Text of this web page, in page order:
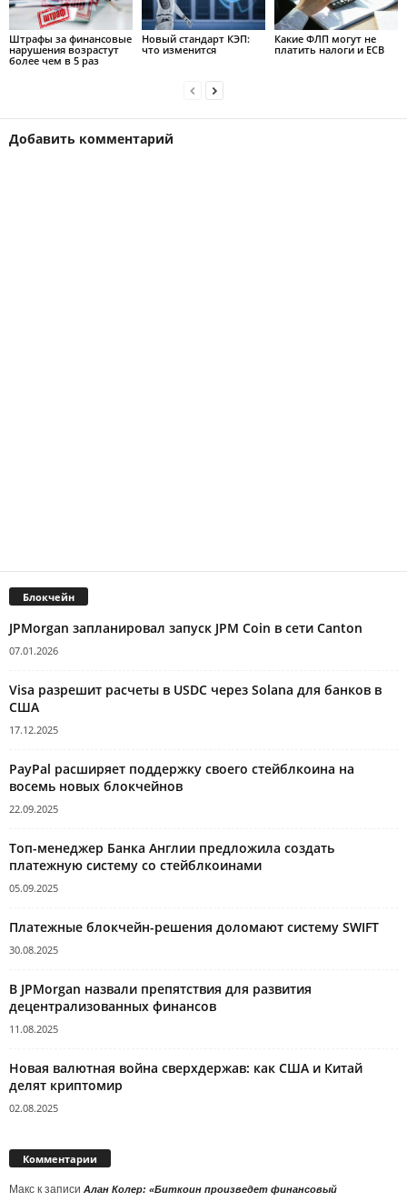
Штрафы за финансовые
нарушения возрастут
более чем в 5 раз
Новый стандарт КЭП:
что изменится
Какие ФЛП могут не
платить налоги и ЕСВ
Добавить комментарий
Блокчейн
JPMorgan запланировал запуск JPM Coin в сети Canton
07.01.2026
Visa разрешит расчеты в USDC через Solana для банков в
США
17.12.2025
PayPal расширяет поддержку своего стейблкоина на
восемь новых блокчейнов
22.09.2025
Топ-менеджер Банка Англии предложила создать
платежную систему со стейблкоинами
05.09.2025
Платежные блокчейн-решения доломают систему SWIFT
30.08.2025
В JPMorgan назвали препятствия для развития
децентрализованных финансов
11.08.2025
Новая валютная война сверхдержав: как США и Китай
делят криптомир
02.08.2025
Комментарии
Макс к записи Алан Колер: «Биткоин произведет финансовый